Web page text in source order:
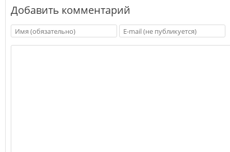
Добавить комментарий